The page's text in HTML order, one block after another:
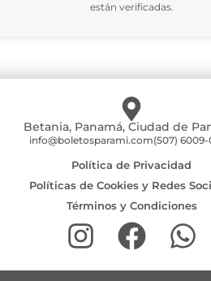
están verificadas.
Betania, Panamá, Ciudad de
info@boletosparami.com(507)
Política de Privacidad
Políticas de Cookies y Redes
Términos y Condiciones